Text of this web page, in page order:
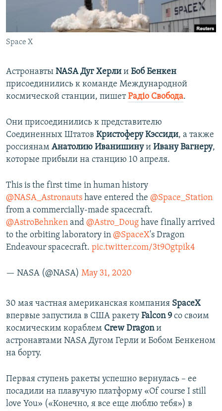
ПОБЕДИТЕЛЕЙ НЕ СУДЯТ?
КРЫМ.НЕПОКОРЕННЫЙ
ELIFBE
Все сайты RFE/RL
Space X
Астронавты NASA Дуг Херли и Боб Бенкен
присоединились к команде Международной
космической станции, пишетРадіо Свобода.
Они присоединились к представителю
Соединенных Штатов Кристоферу Кэссиди, а также
россиянам Анатолию Иванишинуи Ивану Вагнеру,
которые прибыли на станцию 10 апреля.
This is the first time in human history
@NASA_Astronauts have entered the @Space_Station
from a commercially-made spacecraft.
@AstroBehnken and @Astro_Doug have finally arrived
to the orbiting laboratory in @SpaceX's Dragon
Endeavour spacecraft. pic.twitter.com/3t9Ogtpik4
— NASA (@NASA) May 31, 2020
30 мая частная американская компания SpaceX
впервые запустила в США ракету Falcon 9 со своим
космическим кораблем Crew Dragonи
астронавтами NASA Дугом Герли и Бобом Бенкеном
на борту.
Первая ступень ракеты успешно вернулась – ее
посадили на плавучую платформу «Of course I still
love You» («Конечно, я все еще люблю тебя») в